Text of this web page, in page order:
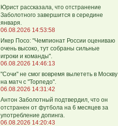
Юрист рассказала, что отстранение
Заболотного завершится в середине
января.
06.08.2026 14:53:58
Икер Посо: "Чемпионат России оцениваю
очень высоко, тут собраны сильные
игроки и команды".
06.08.2026 14:46:13
"Сочи" не смог вовремя вылететь в Москву
на матч с "Торпедо".
06.08.2026 14:31:42
Антон Заболотный подтвердил, что он
отстранен от футбола на 6 месяцев за
употребление допинга.
06.08.2026 14:20:43